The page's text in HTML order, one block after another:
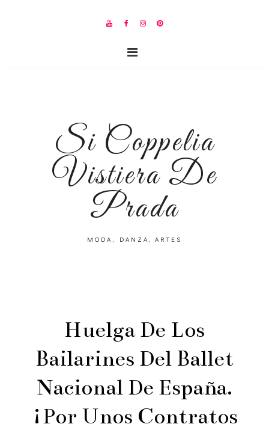
Si Coppelia
Vistiera De
Prada
MODA, DANZA, ARTES
Huelga De Los
Bailarines Del Ballet
Nacional De España.
¡Por Unos Contratos